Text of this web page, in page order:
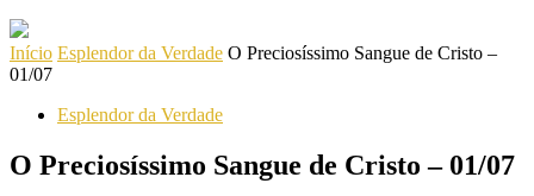
Início Esplendor da Verdade O Preciosíssimo Sangue de Cristo –
01/07
Esplendor da Verdade
O Preciosíssimo Sangue de Cristo – 01/07